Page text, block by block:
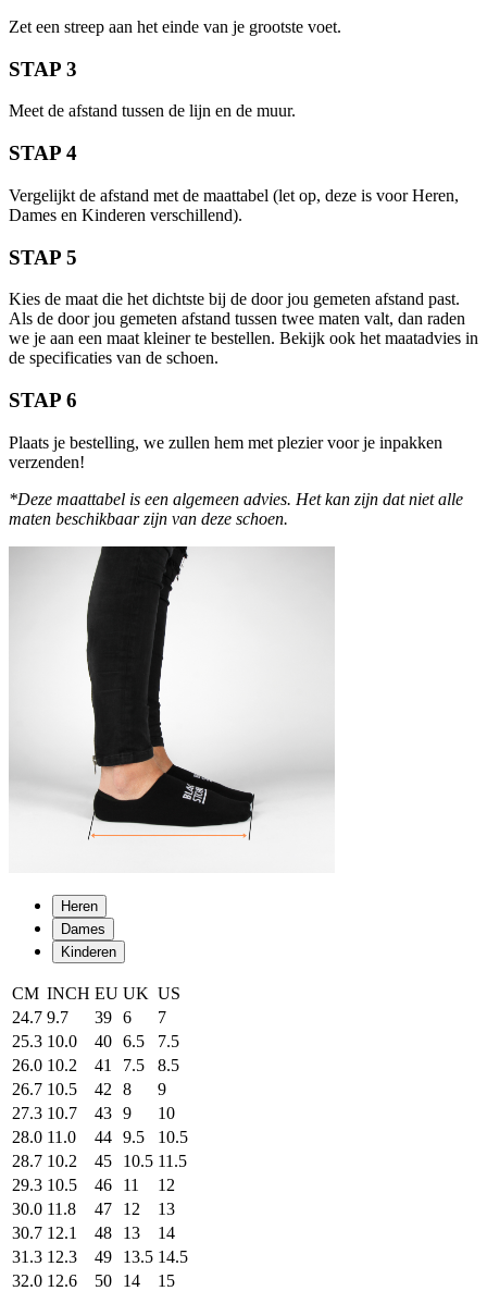
Zet een streep aan het einde van je grootste voet.
STAP 3
Meet de afstand tussen de lijn en de muur.
STAP 4
Vergelijkt de afstand met de maattabel (let op, deze is voor Heren,
Dames en Kinderen verschillend).
STAP 5
Kies de maat die het dichtste bij de door jou gemeten afstand past.
Als de door jou gemeten afstand tussen twee maten valt, dan raden
we je aan een maat kleiner te bestellen. Bekijk ook het maatadvies in
de specificaties van de schoen.
STAP 6
Plaats je bestelling, we zullen hem met plezier voor je inpakken
verzenden!
*Deze maattabel is een algemeen advies. Het kan zijn dat niet alle
maten beschikbaar zijn van deze schoen.
Heren
Dames
Kinderen
CM INCH EU UK US
24.7 9.7 39 6
7
25.3 10.0 40 6.5
7.5
26.0 10.2 41 7.5
8.5
26.7 10.5 42 8
9
27.3 10.7 43 9
10
28.0 11.0 44 9.5
10.5
28.7 10.2 45 10.5 11.5
29.3 10.5 46 11
12
30.0 11.8 47 12
13
30.7 12.1 48 13
14
31.3 12.3 49 13.5 14.5
32.0 12.6 50 14
15